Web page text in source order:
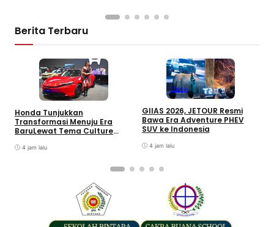
Berita Terbaru
Bisnis
Honda Tunjukkan
Transformasi Menuju Era
BaruLewat Tema Culture
4 jam lalu
Bisnis
GIIAS 2026, JETOUR Resmi
Bawa Era Adventure PHEV
SUV ke Indonesia
4 jam lalu